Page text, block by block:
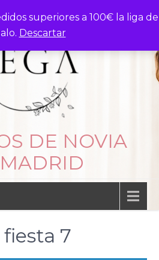
superiores a 100€ la liga de
Descartar
DE NOVIA
7